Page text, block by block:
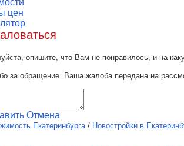
цен
опишите, что Вам не понравилось, и на
за обращение. Ваша жалоба передана на
Отмена
Екатеринбурга/ Новостройки в